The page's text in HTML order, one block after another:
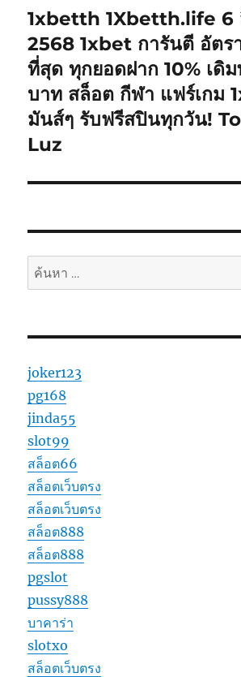
เรื่อง
ต่อ
ไป:
1xbetth 1Xbetth.life 6
2568 1xbet การันตี อัตร
ที่สุด ทุกยอดฝาก 10% เดิ
บาท สล็อต กีฬา แฟร์เกม
มันส์ๆ รับฟรีสปินทุกวัน!
Luz
ค้นหา:
joker123
pg168
jinda55
slot99
สล็อต66
สล็อตเว็บตรง
สล็อตเว็บตรง
สล็อต888
สล็อต888
pgslot
pussy888
บาคาร่า
slotxo
สล็อตเว็บตรง